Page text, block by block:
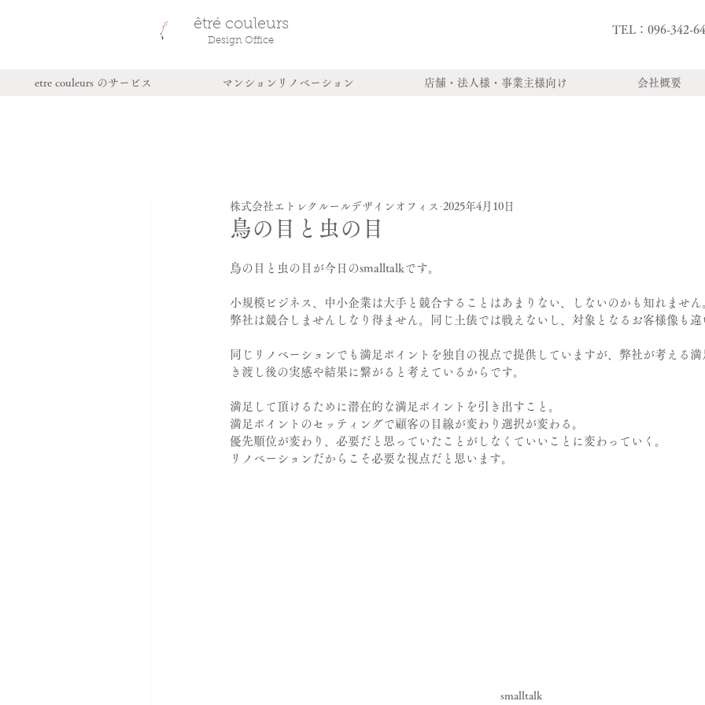
êtré couleurs
Design Office
TEL：096-342-
etre couleurs のサービス マンションリノベーション 店舗・法人様・事業主様向け 会社概要
鳥の目と虫の目
株式会社エトレクルールデザインオフィス 2025年4月10日
鳥の目と虫の目が今日のsmalltalkです。
小規模ビジネス、中小企業は大手と競合することはあまりない、しないのかも知れません
弊社は競合しませんしなり得ません。同じ土俵では戦えないし、対象となるお客様像も違
同じリノベーションでも満足ポイントを独自の視点で提供していますが、弊社が考える満
き渡し後の実感や結果に繋がると考えているからです。
満足して頂けるために潜在的な満足ポイントを引き出すこと。
満足ポイントのセッティングで顧客の目線が変わり選択が変わる。
優先順位が変わり、必要だと思っていたことがしなくていいことに変わっていく。
リノベーションだからこそ必要な視点だと思います。
smalltalk